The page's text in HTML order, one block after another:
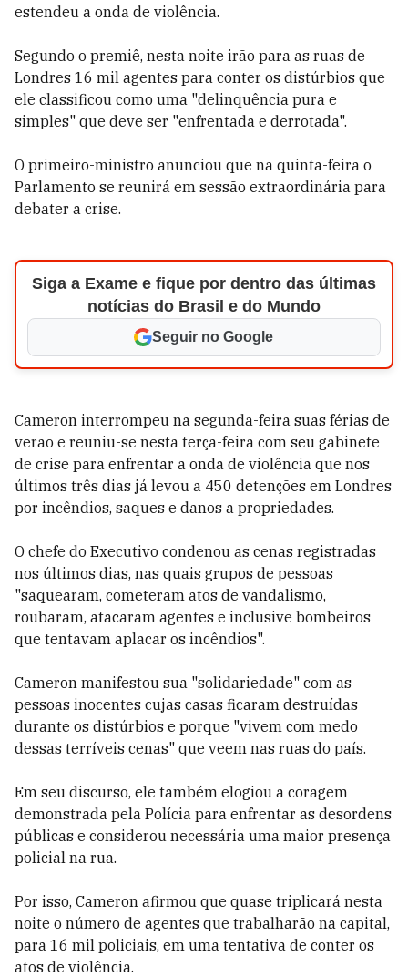
estendeu a onda de violência.
Segundo o premiê, nesta noite irão para as ruas de
Londres 16 mil agentes para conter os distúrbios que
ele classificou como uma "delinquência pura e
simples" que deve ser "enfrentada e derrotada".
O primeiro-ministro anunciou que na quinta-feira o
Parlamento se reunirá em sessão extraordinária para
debater a crise.
Siga a Exame e fique por dentro das últimas
notícias do Brasil e do Mundo
Seguir no Google
Cameron interrompeu na segunda-feira suas férias de
verão e reuniu-se nesta terça-feira com seu gabinete
de crise para enfrentar a onda de violência que nos
últimos três dias já levou a 450 detenções em Londres
por incêndios, saques e danos a propriedades.
O chefe do Executivo condenou as cenas registradas
nos últimos dias, nas quais grupos de pessoas
"saquearam, cometeram atos de vandalismo,
roubaram, atacaram agentes e inclusive bombeiros
que tentavam aplacar os incêndios".
Cameron manifestou sua "solidariedade" com as
pessoas inocentes cujas casas ficaram destruídas
durante os distúrbios e porque "vivem com medo
dessas terríveis cenas" que veem nas ruas do país.
Em seu discurso, ele também elogiou a coragem
demonstrada pela Polícia para enfrentar as desordens
públicas e considerou necessária uma maior presença
policial na rua.
Por isso, Cameron afirmou que quase triplicará nesta
noite o número de agentes que trabalharão na capital,
para 16 mil policiais, em uma tentativa de conter os
atos de violência.